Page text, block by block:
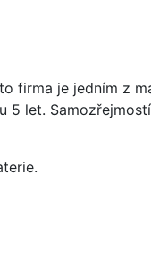
firma je jedním z
5 let.